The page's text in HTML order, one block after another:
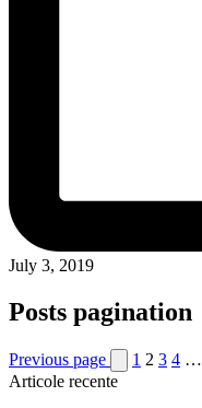
July 3, 2019
Posts pagination
Previous page 1 2 3 4 …
Articole recente